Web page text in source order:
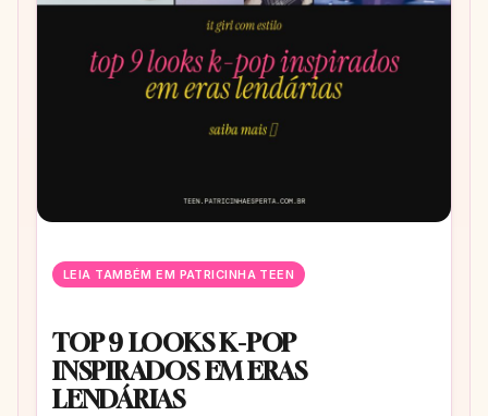
LEIA TAMBÉM EM PATRICINHA TEEN
TOP 9 LOOKS K-POP
INSPIRADOS EM ERAS
LENDÁRIAS